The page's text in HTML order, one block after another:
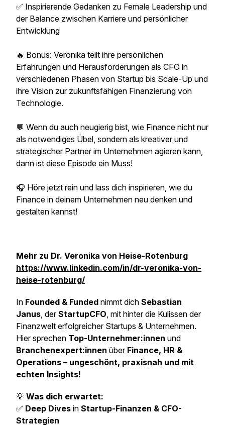
✅ Inspirierende Gedanken zu Female Leadership und
der Balance zwischen Karriere und persönlicher
Entwicklung
🔥 Bonus: Veronika teilt ihre persönlichen
Erfahrungen und Herausforderungen als CFO in
verschiedenen Phasen von Startup bis Scale-Up und
ihre Vision zur zukunftsfähigen Finanzierung von
Technologie.
💬 Wenn du auch neugierig bist, wie Finance nicht nur
als notwendiges Übel, sondern als kreativer und
strategischer Partner im Unternehmen agieren kann,
dann ist diese Episode ein Muss!
🎧 Höre jetzt rein und lass dich inspirieren, wie du
Finance in deinem Unternehmen neu denken und
gestalten kannst!
Mehr zu Dr. Veronika von Heise-Rotenburg
https://www.linkedin.com/in/dr-veronika-von-
heise-rotenburg/
In Founded & Funded nimmt dich Sebastian
Janus, derStartupCFO, mit hinter die Kulissen der
Finanzwelt erfolgreicher Startups & Unternehmen.
Hier sprechen Top-Unternehmer:innen und
Branchenexpert:innen über Finance, HR &
Operations – ungeschönt, praxisnah und mit
echten Insights!
💡 Was dich erwartet:
✅ Deep Dives in Startup-Finanzen & CFO-
Strategien